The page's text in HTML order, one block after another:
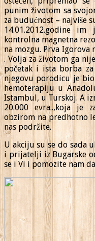
punim životom sa
za budućnost – najviše
14.01.2012.godine
kontrolna magnetna
na mozgu. Prva Igorova
. Volja za životom ga
početak i ista borba
njegovu porodicu je
hemoterapiju u
Istambul, u Turskoj. A
20.000 evra..,koja je
obzirom na predhotno
nas podržite.
U akciju su se do sada
i prijatelji iz Bugarske
se i Vi i pomozite nam